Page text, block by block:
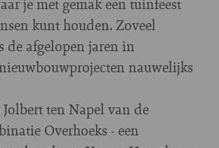
kunt houden. Zoveel
de afgelopen jaren in
nauwelijks
ten Napel van de
Overhoeks - een